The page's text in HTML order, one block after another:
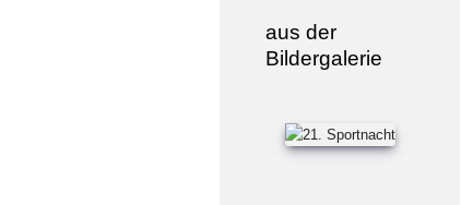
aus der
Bildergalerie